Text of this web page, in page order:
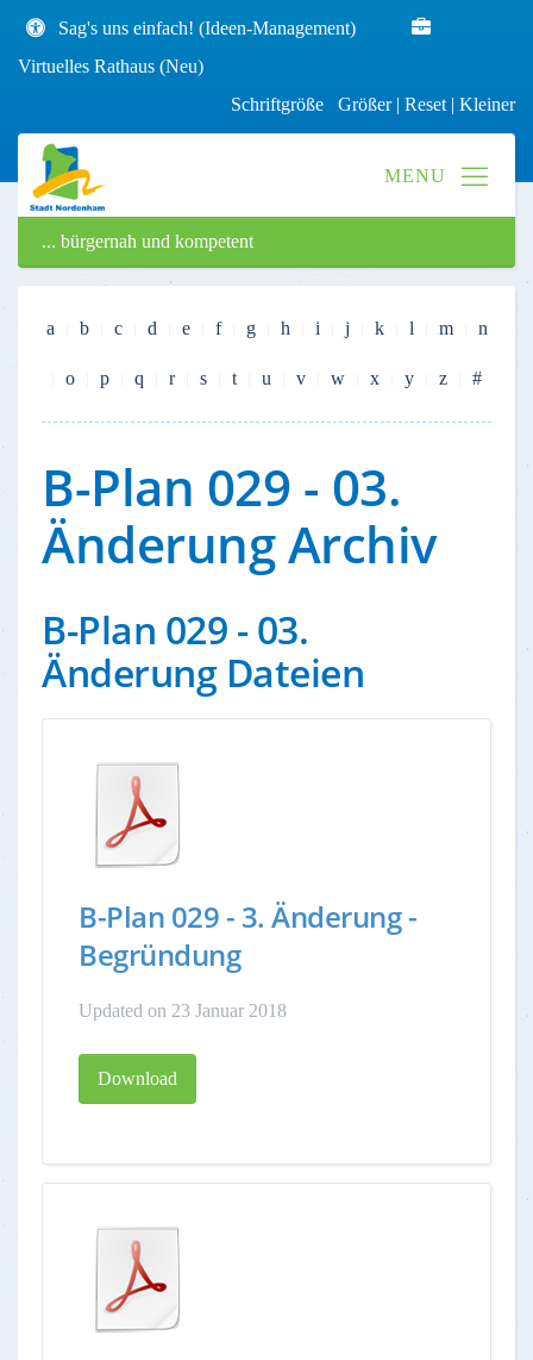
Sag's uns einfach! (Ideen-Management)
Virtuelles Rathaus (Neu)
Schriftgröße Größer| Reset | Kleiner
... bürgernah und kompetent
a b c d e f g h i j k l m n
o p q r s t u v w x y z #
B-Plan 029 - 03.
Änderung Archiv
B-Plan 029 - 03.
Änderung Dateien
B-Plan 029 - 3. Änderung -
Begründung
Updated on 23 Januar 2018
Download